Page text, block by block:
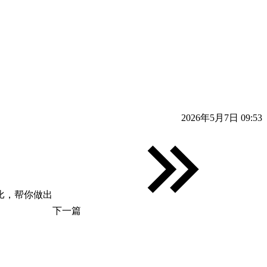
2026年5月7日 09:53
下一篇
，帮你做出